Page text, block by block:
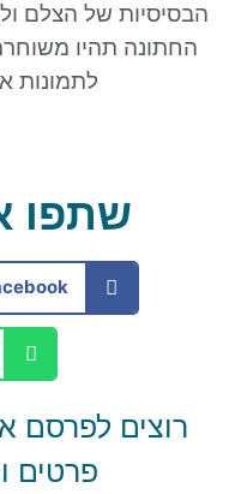
הבסיסיות של הצלם
החתונה תהיו
לתמונות
שתפו
רוצים לפרסם
פרטים